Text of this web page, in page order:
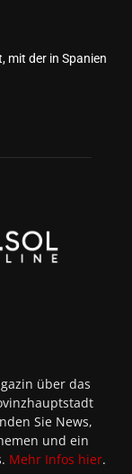
mit der in Spanien
über das
Sie News,
und ein
Mehr Infos hier.